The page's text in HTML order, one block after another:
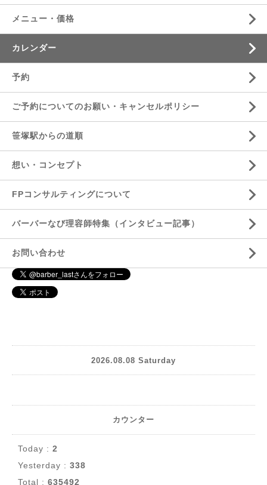
メニュー・価格
カレンダー
予約
ご予約についてのお願い・キャンセルポリシー
笹塚駅からの道順
想い・コンセプト
FPコンサルティングについて
バーバーなび理容師特集（インタビュー記事）
お問い合わせ
2026.08.08 Saturday
カウンター
Today : 2
Yesterday : 338
Total : 635492